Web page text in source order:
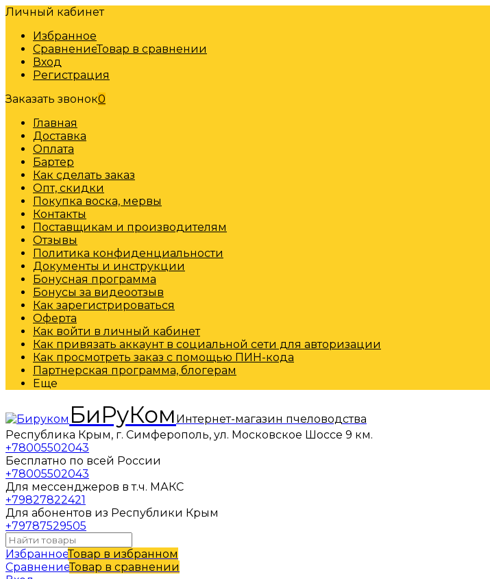
Личный кабинет
Избранное
СравнениеТовар в сравнении
Вход
Регистрация
Заказать звонок0
Главная
Доставка
Оплата
Бартер
Как сделать заказ
Опт, скидки
Покупка воска, мервы
Контакты
Поставщикам и производителям
Отзывы
Политика конфиденциальности
Документы и инструкции
Бонусная программа
Бонусы за видеоотзыв
Как зарегистрироваться
Оферта
Как войти в личный кабинет
Как привязать аккаунт в социальной сети для авторизации
Как просмотреть заказ с помощью ПИН-кода
Партнерская программа, блогерам
Еще
БиРуКом Интернет-магазин пчеловодства
Республика Крым, г. Симферополь, ул. Московское Шоссе 9 км.
+78005502043
Бесплатно по всей России
+78005502043
Для мессенджеров в т.ч. МАКС
+79827822421
Для абонентов из Республики Крым
+79787529505
ИзбранноеТовар в избранном
СравнениеТовар в сравнении